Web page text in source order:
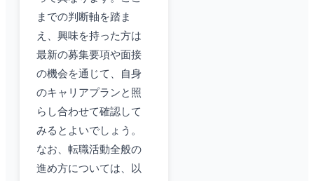
までの判断軸を踏ま
え、興味を持った方は
最新の募集要項や面接
の機会を通じて、自身
のキャリアプランと照
らし合わせて確認して
みるとよいでしょう。
なお、転職活動全般の
進め方については、以